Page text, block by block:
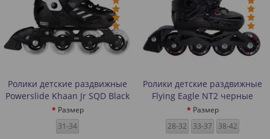
Ролики детские раздвижные
Powerslide Khaan Jr SQD Black
Размер
31-34
Ролики детские раздвижные
Flying Eagle NT2 черные
Размер
28-32
33-37 38-42